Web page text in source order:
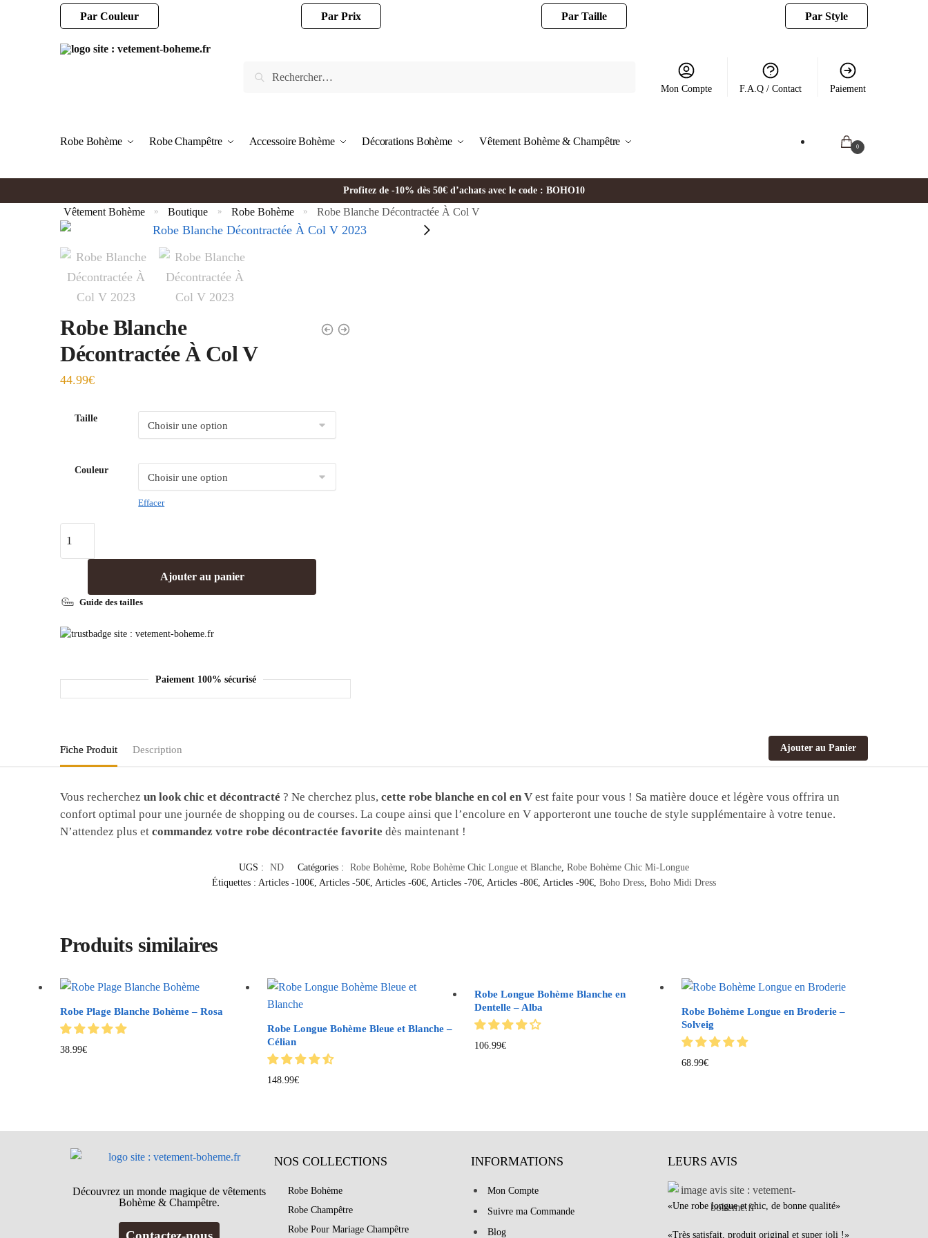
Par Couleur Par Prix Par Taille Par Style
Mon Compte F.A.Q / Contact Paiement
Robe Bohème Robe Champêtre Accessoire Bohème Décorations Bohème Vêtement Bohème & Champêtre 0
Profitez de -10% dès 50€ d’achats avec le code : BOHO10
Vêtement Bohème » Boutique » Robe Bohème » Robe Blanche Décontractée À Col V
Robe Blanche
Décontractée À Col V
44.99€
Taille
Couleur
Effacer
Ajouter au panier
Guide des tailles
Paiement 100% sécurisé
Fiche Produit Description Ajouter au Panier
Vous recherchezun look chic et décontracté ? Ne cherchez plus,cette robe blanche en col en V est faite pour vous ! Sa matière douce et légère vous offrira un
confort optimal pour une journée de shopping ou de courses. La coupe ainsi que l’encolure en V apporteront une touche de style supplémentaire à votre tenue.
N’attendez plus etcommandez votre robe décontractée favorite dès maintenant !
UGS : ND Catégories : Robe Bohème Robe Bohème Chic Longue et Blanche Robe Bohème Chic Mi-Longue
Étiquettes : Articles -100€ Articles -50€ Articles -60€ Articles -70€ Articles -80€ Articles -90€ Boho Dress Boho Midi Dress
Produits similaires
Robe Plage Blanche Bohème – Rosa
38.99€
Robe Longue Bohème Bleue et Blanche –
Célian
148.99€
Robe Longue Bohème Blanche en
Dentelle – Alba
106.99€
Robe Bohème Longue en Broderie –
Solveig
68.99€
Découvrez un monde magique de vêtements
Bohème & Champêtre.
NOS COLLECTIONS
Robe Bohème
Robe Champêtre
Robe Pour Mariage Champêtre
INFORMATIONS
Mon Compte
Suivre ma Commande
Blog
LEURS AVIS
«Une robe longue et chic, de bonne qualité»
«Très satisfait, produit original et super joli !»